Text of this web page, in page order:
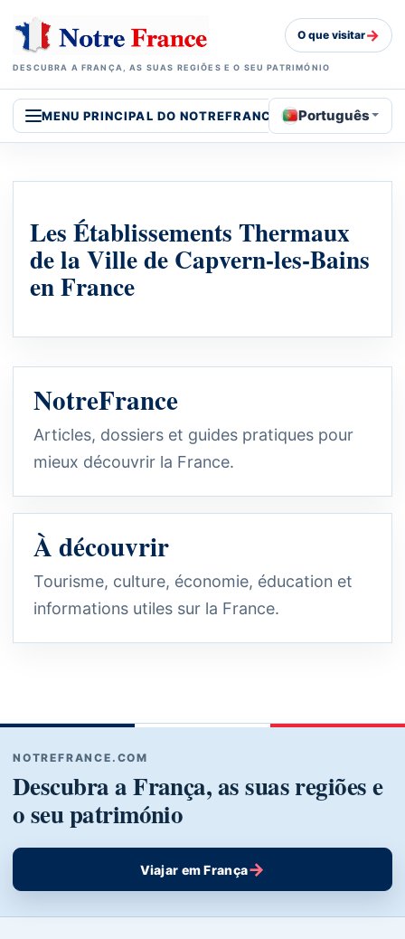
DESCUBRA A FRANÇA, AS SUAS REGIÕES E O SEU PATRIMÓNIO
O que visitar→
MENU PRINCIPAL DO NOTREFRANCE Português
Les Établissements Thermaux
de la Ville de Capvern-les-Bains
en France
NotreFrance
Articles, dossiers et guides pratiques pour
mieux découvrir la France.
À découvrir
Tourisme, culture, économie, éducation et
informations utiles sur la France.
NOTREFRANCE.COM
Descubra a França, as suas regiões e
o seu património
Viajar em França→